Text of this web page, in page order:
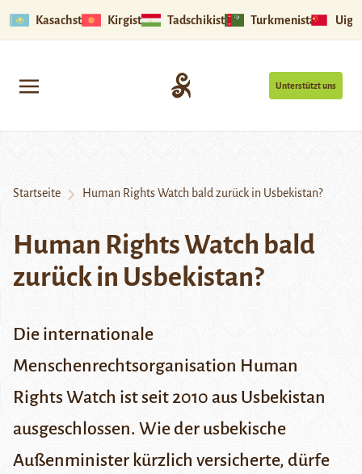
Kasachstan Kirgistan Tadschikistan Turkmenistan
Unterstützt uns
Startseite Human Rights Watch bald zurück in Usbekistan?
Human Rights Watch bald
zurück in Usbekistan?
Die internationale
Menschenrechtsorganisation Human
Rights Watch ist seit 2010 aus Usbekistan
ausgeschlossen. Wie der usbekische
Außenminister kürzlich versicherte, dürfe